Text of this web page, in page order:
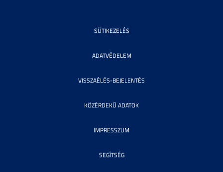
SÜTIKEZELÉS
ADATVÉDELEM
VISSZAÉLÉS-BEJELENTÉS
KÖZÉRDEKŰ ADATOK
IMPRESSZUM
SEGÍTSÉG